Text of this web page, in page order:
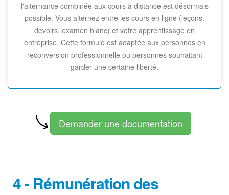
l'alternance combinée aux cours à distance est désormais
possible. Vous alternez entre les cours en ligne (leçons,
devoirs, examen blanc) et votre apprentissage en
entreprise. Cette formule est adaptée aux personnes en
reconversion professionnelle ou personnes souhaitant
garder une certaine liberté.
Demander une documentation
4 - Rémunération des